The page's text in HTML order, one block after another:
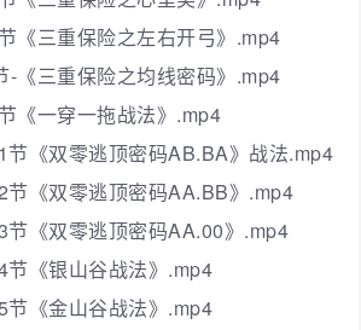
《三重保险之左右开弓》.mp4
-《三重保险之均线密码》.mp4
《一穿一拖战法》.mp4
节《双零逃顶密码AB.BA》战法.mp4
节《双零逃顶密码AA.BB》.mp4
节《双零逃顶密码AA.00》.mp4
《银山谷战法》.mp4
《金山谷战法》.mp4